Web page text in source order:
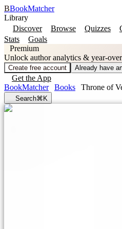
BBookMatcher
Library
Discover
Browse Quizzes
Stats
Goals
Premium
Unlock author analytics & year-
Create free account Already have
Get the App
BookMatcher
Books Throne of
Search⌘K